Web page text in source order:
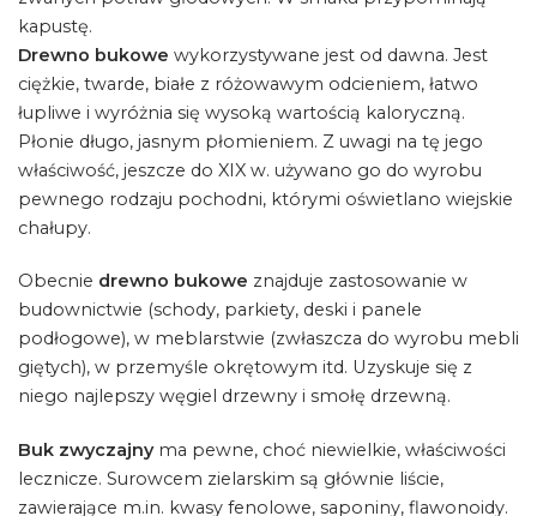
kapustę.
Drewno bukowe wykorzystywane jest od dawna. Jest
ciężkie, twarde, białe z różowawym odcieniem, łatwo
łupliwe i wyróżnia się wysoką wartością kaloryczną.
Płonie długo, jasnym płomieniem. Z uwagi na tę jego
właściwość, jeszcze do XIX w. używano go do wyrobu
pewnego rodzaju pochodni, którymi oświetlano wiejskie
chałupy.
Obecnie drewno bukowe znajduje zastosowanie w
budownictwie (schody, parkiety, deski i panele
podłogowe), w meblarstwie (zwłaszcza do wyrobu mebli
giętych), w przemyśle okrętowym itd. Uzyskuje się z
niego najlepszy węgiel drzewny i smołę drzewną.
Buk zwyczajnyma pewne, choć niewielkie, właściwości
lecznicze. Surowcem zielarskim są głównie liście,
zawierające m.in. kwasy fenolowe, saponiny, flawonoidy.